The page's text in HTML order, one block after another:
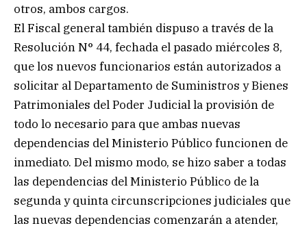
otros, ambos cargos.
El Fiscal general también dispuso a través de la
Resolución N° 44, fechada el pasado miércoles 8,
que los nuevos funcionarios están autorizados a
solicitar al Departamento de Suministros y Bienes
Patrimoniales del Poder Judicial la provisión de
todo lo necesario para que ambas nuevas
dependencias del Ministerio Público funcionen de
inmediato. Del mismo modo, se hizo saber a todas
las dependencias del Ministerio Público de la
segunda y quinta circunscripciones judiciales que
las nuevas dependencias comenzarán a atender,